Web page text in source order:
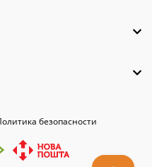
безопасности